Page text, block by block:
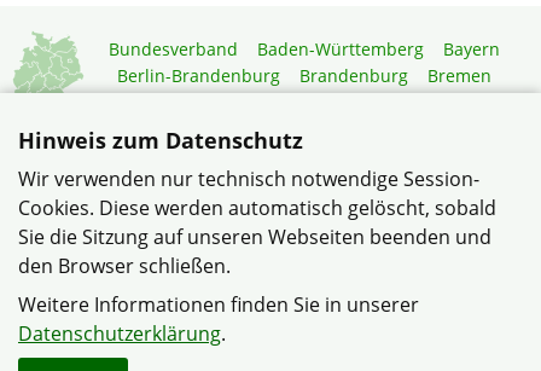
Bundesverband Baden-Württemberg
Bayern
Berlin-Brandenburg
Brandenburg
Bremen
Niedersachsen
Nordrhein-Westfalen
Rheinland-Pfalz
Saarland
Sachsen-Anhalt
Schleswig-Holstein
Thüringen
Mitgliedermagazin
Gartenberatung
© Gemeinschaft Köln-Vogelsang im Verband Wohneigentum
Datenschutzerklärung
Hinweis zum Datenschutz
Wir verwenden nur technisch notwendige Session-
Cookies. Diese werden automatisch gelöscht, sobald
Sie die Sitzung auf unseren Webseiten beenden und
den Browser schließen.
Weitere Informationen finden Sie in unserer
Datenschutzerklärung.